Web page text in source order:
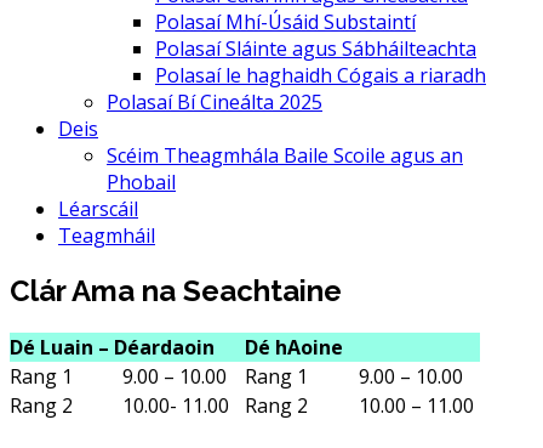
Polasaí Mhí-Úsáid Substaintí
Polasaí Sláinte agus Sábháilteachta
Polasaí le haghaidh Cógais a riaradh
Polasaí Bí Cineálta 2025
Deis
Scéim Theagmhála Baile Scoile agus an
Phobail
Léarscáil
Teagmháil
Clár Ama na Seachtaine
Dé Luain – Déardaoin
Dé hAoine
Rang 1
9.00 – 10.00 Rang 1
9.00 – 10.00
Rang 2
10.00- 11.00 Rang 2 10.00 – 11.00